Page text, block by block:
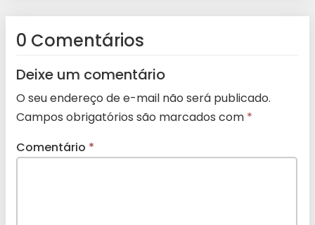
0 Comentários
Deixe um comentário
O seu endereço de e-mail não será publicado.
Campos obrigatórios são marcados com *
Comentário *